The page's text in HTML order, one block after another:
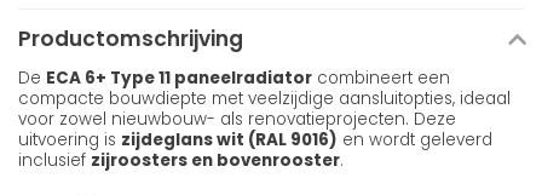
Productomschrijving
De ECA 6+ Type 11 paneelradiator combineert een
compacte bouwdiepte met veelzijdige aansluitopties, ideaal
voor zowel nieuwbouw- als renovatieprojecten. Deze
uitvoering is zijdeglans wit (RAL 9016) en wordt geleverd
inclusief zijroosters en bovenrooster.